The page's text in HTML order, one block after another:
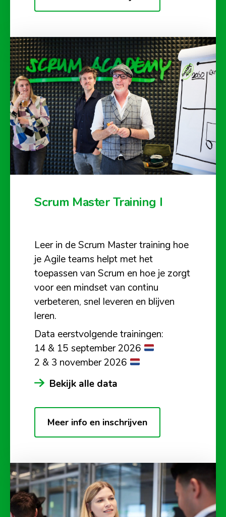
Scrum Master Training I
Leer in de Scrum Master training hoe
je Agile teams helpt met het
toepassen van Scrum en hoe je zorgt
voor een mindset van continu
verbeteren, snel leveren en blijven
leren.
Data eerstvolgende trainingen:
14 & 15 september 2026
2 & 3 november 2026
Bekijk alle data
Meer info en inschrijven